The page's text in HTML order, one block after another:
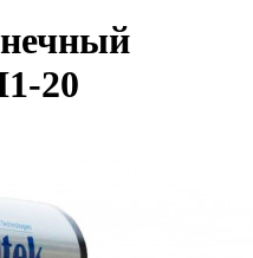
20